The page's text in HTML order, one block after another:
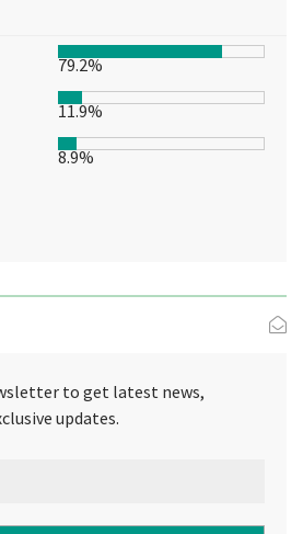
79.2%
11.9%
8.9%
to get latest news,
updates.